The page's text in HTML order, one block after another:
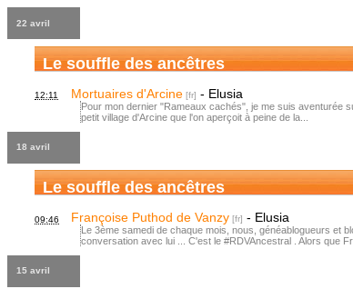
22 avril
Le souffle des ancêtres
12:11 Mortuaires d'Arcine - Elusia
Pour mon dernier "Rameaux cachés", je me suis aventurée
petit village d'Arcine que l'on aperçoit à peine de la...
18 avril
Le souffle des ancêtres
09:46 Françoise Puthod de Vanzy - Elusia
Le 3ème samedi de chaque mois, nous, généablogueurs et
conversation avec lui ... C'est le #RDVAncestral . Alors que
15 avril